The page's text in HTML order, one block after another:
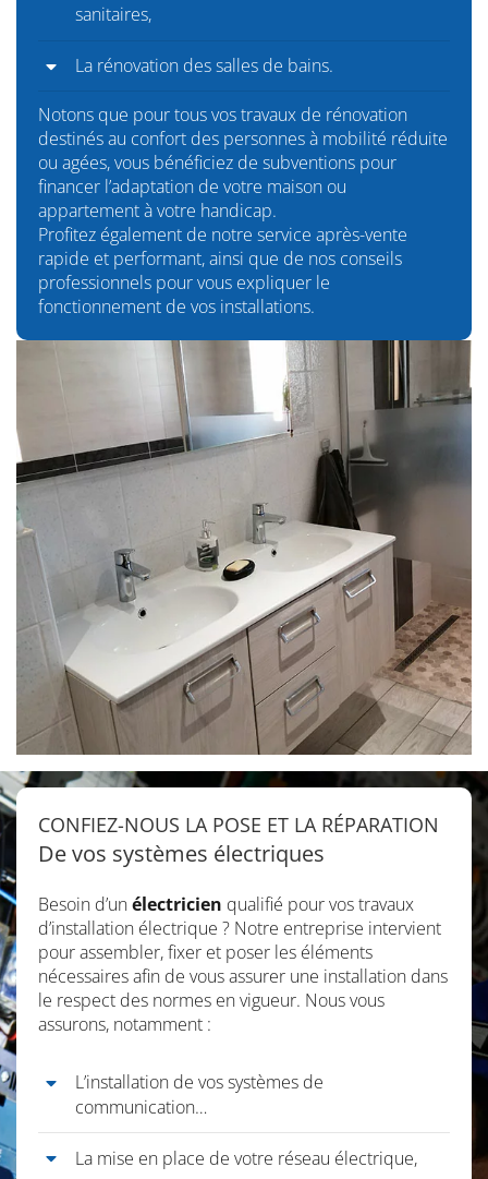
sanitaires,
La rénovation des salles de bains.
Notons que pour tous vos travaux de rénovation
destinés au confort des personnes à mobilité réduite
ou agées, vous bénéficiez de subventions pour
financer l’adaptation de votre maison ou
appartement à votre handicap.
Profitez également de notre service après-vente
rapide et performant, ainsi que de nos conseils
professionnels pour vous expliquer le
fonctionnement de vos installations.
CONFIEZ-NOUS LA POSE ET LA RÉPARATION
De vos systèmes électriques
Besoin d’unélectricien qualifié pour vos travaux
d’installation électrique ? Notre entreprise intervient
pour assembler, fixer et poser les éléments
nécessaires afin de vous assurer une installation dans
le respect des normes en vigueur. Nous vous
assurons, notamment :
L’installation de vos systèmes de
communication…
La mise en place de votre réseau électrique,